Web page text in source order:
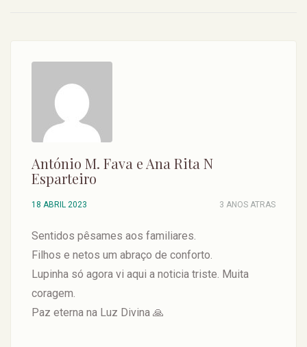
António M. Fava e Ana Rita N
Esparteiro
18 ABRIL 2023 3 ANOS ATRAS
Sentidos pêsames aos familiares.
Filhos e netos um abraço de conforto.
Lupinha só agora vi aqui a noticia triste. Muita
coragem.
Paz eterna na Luz Divina 🙏